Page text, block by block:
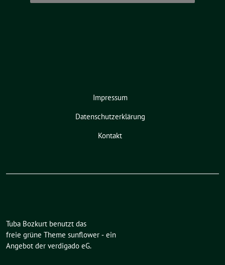
Impressum
Datenschutzerklärung
Kontakt
Tuba Bozkurt benutzt das
freie grüne Theme sunflower ‐ ein
Angebot der verdigado eG.